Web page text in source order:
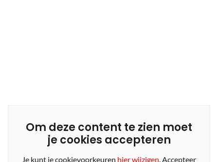
Om deze content te zien moet
je cookies accepteren
Je kunt je cookievoorkeuren hier wijzigen. Accepteer